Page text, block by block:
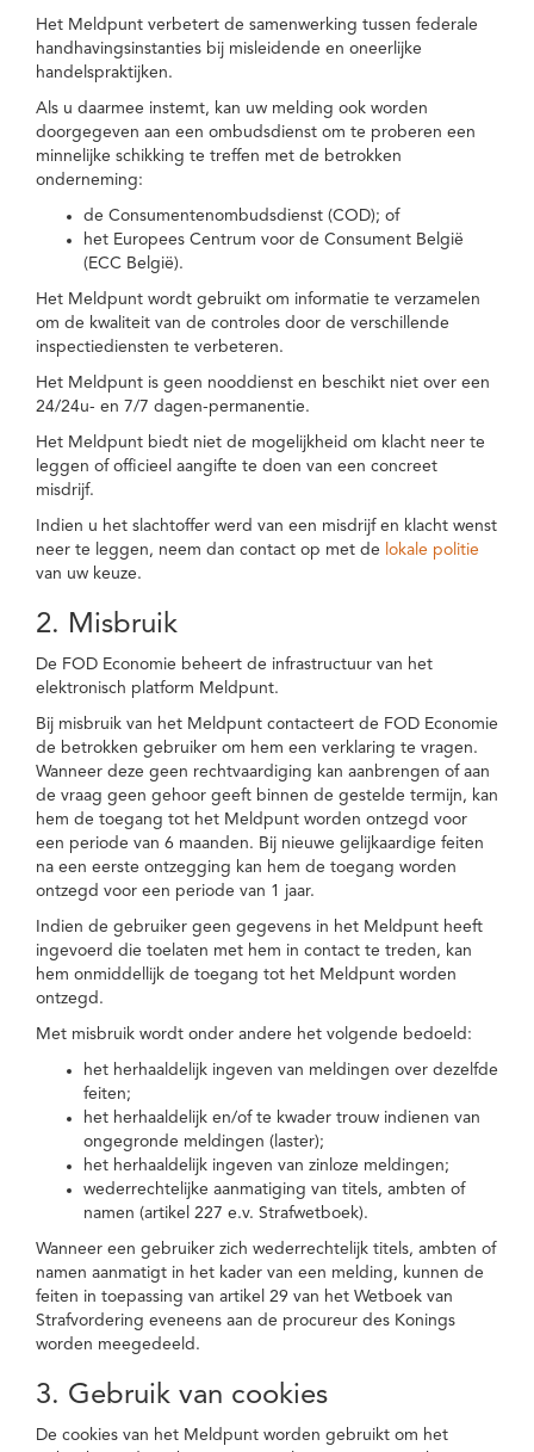
Het Meldpunt verbetert de samenwerking tussen federale
handhavingsinstanties bij misleidende en oneerlijke
handelspraktijken.
Als u daarmee instemt, kan uw melding ook worden
doorgegeven aan een ombudsdienst om te proberen een
minnelijke schikking te treffen met de betrokken
onderneming:
de Consumentenombudsdienst (COD); of
het Europees Centrum voor de Consument België
(ECC België).
Het Meldpunt wordt gebruikt om informatie te verzamelen
om de kwaliteit van de controles door de verschillende
inspectiediensten te verbeteren.
Het Meldpunt is geen nooddienst en beschikt niet over een
24/24u- en 7/7 dagen-permanentie.
Het Meldpunt biedt niet de mogelijkheid om klacht neer te
leggen of officieel aangifte te doen van een concreet
misdrijf.
Indien u het slachtoffer werd van een misdrijf en klacht wenst
neer te leggen, neem dan contact op met de lokale politie
van uw keuze.
2. Misbruik
De FOD Economie beheert de infrastructuur van het
elektronisch platform Meldpunt.
Bij misbruik van het Meldpunt contacteert de FOD Economie
de betrokken gebruiker om hem een verklaring te vragen.
Wanneer deze geen rechtvaardiging kan aanbrengen of aan
de vraag geen gehoor geeft binnen de gestelde termijn, kan
hem de toegang tot het Meldpunt worden ontzegd voor
een periode van 6 maanden. Bij nieuwe gelijkaardige feiten
na een eerste ontzegging kan hem de toegang worden
ontzegd voor een periode van 1 jaar.
Indien de gebruiker geen gegevens in het Meldpunt heeft
ingevoerd die toelaten met hem in contact te treden, kan
hem onmiddellijk de toegang tot het Meldpunt worden
ontzegd.
Met misbruik wordt onder andere het volgende bedoeld:
het herhaaldelijk ingeven van meldingen over dezelfde
feiten;
het herhaaldelijk en/of te kwader trouw indienen van
ongegronde meldingen (laster);
het herhaaldelijk ingeven van zinloze meldingen;
wederrechtelijke aanmatiging van titels, ambten of
namen (artikel 227 e.v. Strafwetboek).
Wanneer een gebruiker zich wederrechtelijk titels, ambten of
namen aanmatigt in het kader van een melding, kunnen de
feiten in toepassing van artikel 29 van het Wetboek van
Strafvordering eveneens aan de procureur des Konings
worden meegedeeld.
3. Gebruik van cookies
De cookies van het Meldpunt worden gebruikt om het